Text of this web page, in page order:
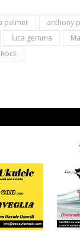
palmer anthony
luca gemma